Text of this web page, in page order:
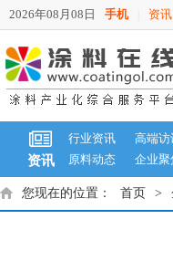
2026年08月08日 手机 资讯
资讯
行业资讯
高端访
原料动态
企业聚
您现在的位置： 首页 >